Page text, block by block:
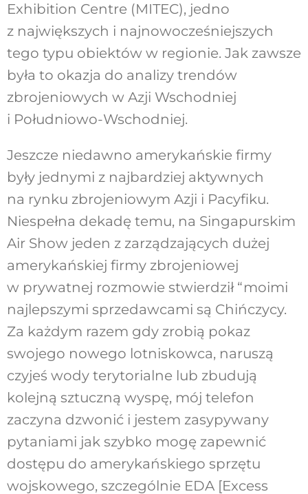
Exhibition Centre (MITEC), jedno
z największych i najnowocześniejszych
tego typu obiektów w regionie. Jak zawsze
była to okazja do analizy trendów
zbrojeniowych w Azji Wschodniej
i Południowo-Wschodniej.
Jeszcze niedawno amerykańskie firmy
były jednymi z najbardziej aktywnych
na rynku zbrojeniowym Azji i Pacyfiku.
Niespełna dekadę temu, na Singapurskim
Air Show jeden z zarządzających dużej
amerykańskiej firmy zbrojeniowej
w prywatnej rozmowie stwierdził “moimi
najlepszymi sprzedawcami są Chińczycy.
Za każdym razem gdy zrobią pokaz
swojego nowego lotniskowca, naruszą
czyjeś wody terytorialne lub zbudują
kolejną sztuczną wyspę, mój telefon
zaczyna dzwonić i jestem zasypywany
pytaniami jak szybko mogę zapewnić
dostępu do amerykańskiego sprzętu
wojskowego, szczególnie EDA [Excess